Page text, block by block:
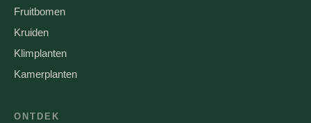
Fruitbomen
Kruiden
Klimplanten
Kamerplanten
ONTDEK